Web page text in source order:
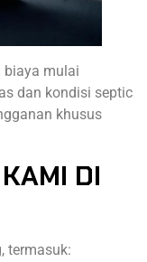
biaya mulai
dan kondisi septic
khusus
DI
termasuk: